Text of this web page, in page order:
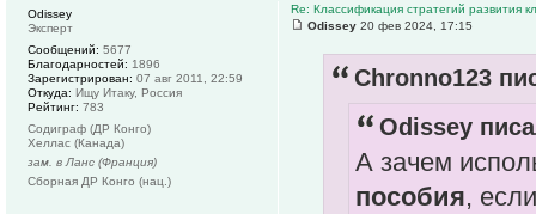
Re: Классификация стратегий развития
Odissey 20 фев 2024, 17:15
Chronno123
Odissey
А зачем
пособия,
Odissey
Эксперт
Сообщений: 5677
Благодарностей: 1896
Зарегистрирован: 07 авг 2011, 22:59
Откуда: Ищу Итаку, Россия
Рейтинг: 783
Содиграф (ДР Конго)
Хеллас (Канада)
зам. в Ланс (Франция)
Сборная ДР Конго (нац.)